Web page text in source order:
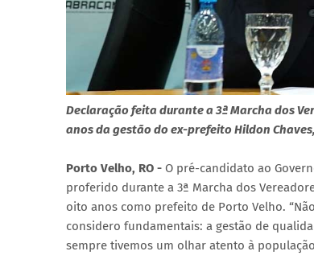
Declaração feita durante a 3ª Marcha dos
anos da gestão do ex-prefeito Hildon
Porto Velho, RO - O pré-candidato ao
proferido durante a 3ª Marcha dos
oito anos como prefeito de Porto Velho.
considero fundamentais: a gestão de
sempre tivemos um olhar atento à